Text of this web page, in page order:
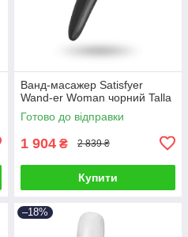
Ванд-масажер Satisfyer
Wand-er Woman чорний Talla
Готово до відправки
1 904 ₴ 2 839 ₴
Купити
–18%